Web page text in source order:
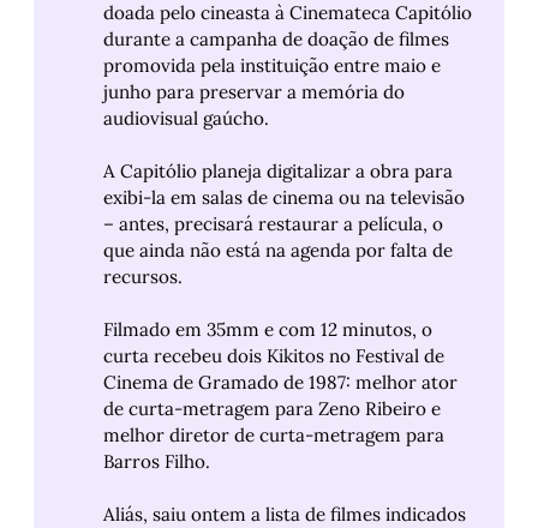
doada pelo cineasta à Cinemateca Capitólio
durante a campanha de doação de filmes
promovida pela instituição entre maio e
junho para preservar a memória do
audiovisual gaúcho.
A Capitólio planeja digitalizar a obra para
exibi-la em salas de cinema ou na televisão
– antes, precisará restaurar a película, o
que ainda não está na agenda por falta de
recursos.
Filmado em 35mm e com 12 minutos, o
curta recebeu dois Kikitos no Festival de
Cinema de Gramado de 1987: melhor ator
de curta-metragem para Zeno Ribeiro e
melhor diretor de curta-metragem para
Barros Filho.
Aliás, saiu ontem a lista de filmes indicados